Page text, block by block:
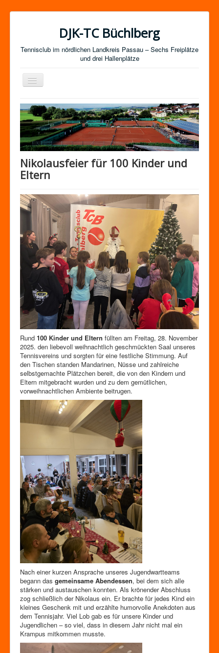
DJK-TC Büchlberg
Tennisclub im nördlichen Landkreis Passau – Sechs Freiplätze
und drei Hallenplätze
Navigation
an/aus
News
Termine
Mitgliedschaft / Kurse
Newsletter-Anmeldung
Mannschaften
Impressum
Zutrittskontrolle
Förderverein
Nikolausfeier für 100 Kinder und
Eltern
Rund 100 Kinder und Eltern füllten am Freitag, 28. November
2025. den liebevoll weihnachtlich geschmückten Saal unseres
Tennisvereins und sorgten für eine festliche Stimmung. Auf
den Tischen standen Mandarinen, Nüsse und zahlreiche
selbstgemachte Plätzchen bereit, die von den Kindern und
Eltern mitgebracht wurden und zu dem gemütlichen,
vorweihnachtlichen Ambiente beitrugen.
Nach einer kurzen Ansprache unseres Jugendwartteams
begann das gemeinsame Abendessen, bei dem sich alle
stärken und austauschen konnten. Als krönender Abschluss
zog schließlich der Nikolaus ein. Er brachte für jedes Kind ein
kleines Geschenk mit und erzählte humorvolle Anekdoten aus
dem Tennisjahr. Viel Lob gab es für unsere Kinder und
Jugendlichen – so viel, dass in diesem Jahr nicht mal ein
Krampus mitkommen musste.